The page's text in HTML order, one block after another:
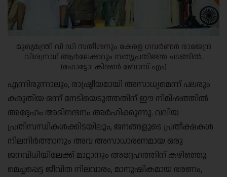
മുഖ്യമന്ത്രി വി ഡി സതീശനും കേരള ഗവർണർ രാജേന്ദ്ര
വിശ്വനാഥ് ആർലേക്കറും സത്യപ്രതിജ്ഞ ചടങ്ങിൽ.
(ഫോട്ടോ: കിരൺ ബോസ് എം)
എന്നിരുന്നാലും, രാഷ്ട്രീയമായി അസാധ്യമെന്ന് പലരും
കരുതിയ ഒന്ന് നേടിയെടുത്തതിന് ഈ നിമിഷത്തിൽ
അദ്ദേഹം അഭിനന്ദനം അർഹിക്കുന്നു. വലിയ
പ്രതിസന്ധികൾക്കിടയിലും, ജനങ്ങളുടെ പ്രതീക്ഷകൾ
നിലനിർത്താനും അവ അസാധാരണമായ ഒരു
ജനവിധിയിലേക്ക് മാറ്റാനും അദ്ദേഹത്തിന് കഴിഞ്ഞു.
മെച്ചപ്പെട്ട ജീവിത നിലവാരം, മാനുഷികമായ ഭരണം,